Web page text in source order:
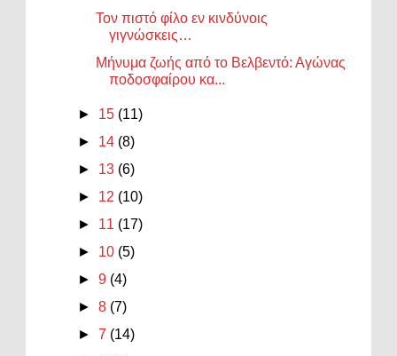
Τον πιστό φίλο εν κινδύνοις
γιγνώσκεις…
Μήνυμα ζωής από το Βελβεντό: Αγώνας
ποδοσφαίρου κα...
► 15 (11)
► 14 (8)
► 13 (6)
► 12 (10)
► 11 (17)
► 10 (5)
►9 (4)
►8 (7)
►7 (14)